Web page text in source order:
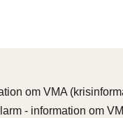
om VMA
- information om